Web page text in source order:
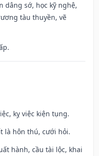
dâng sớ, học kỹ nghệ,
tàu thuyền, vẽ
kỵ việc kiện tụng.
là hôn thú, cưới hỏi.
hành, cầu tài lộc, khai